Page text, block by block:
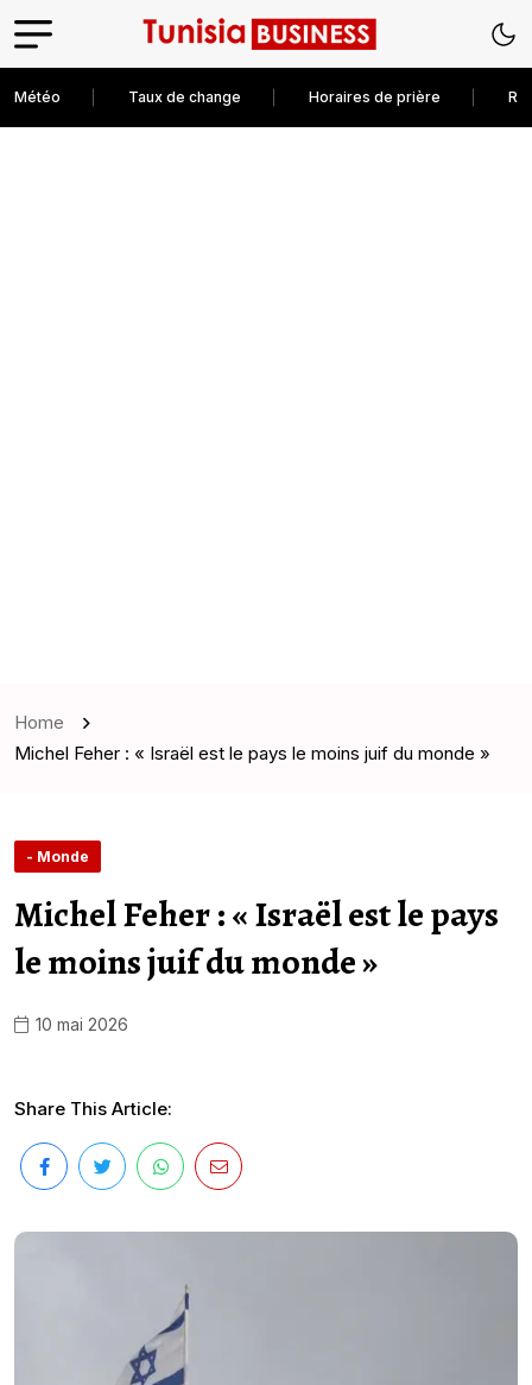
Météo Taux de change Horaires de prière
Home
Michel Feher : « Israël est le pays le moins juif du monde »
- Monde
Michel Feher : « Israël est le pays
le moins juif du monde »
10 mai 2026
Share This Article: